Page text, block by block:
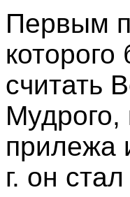
Первым
считать
Мудрого,
прилежа
г. он